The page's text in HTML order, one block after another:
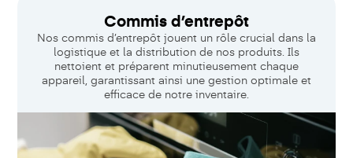
Commis d’entrepôt
Nos commis d’entrepôt jouent un rôle crucial dans la
logistique et la distribution de nos produits. Ils
nettoient et préparent minutieusement chaque
appareil, garantissant ainsi une gestion optimale et
efficace de notre inventaire.